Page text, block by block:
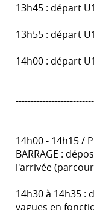
13h45 : départ
13h55 : départ
14h00 : départ
14h00 - 14h15 /
BARRAGE :
l'arrivée
14h30 à 14h35 :
vagues en